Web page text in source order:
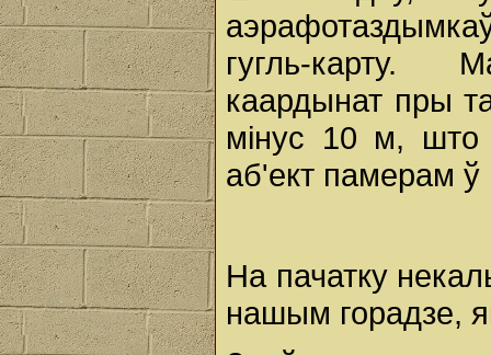
гугль-карту.
каардынат пры
мінус 10 м, што
аб'ект памерам ў
На пачатку
нашым горадзе,